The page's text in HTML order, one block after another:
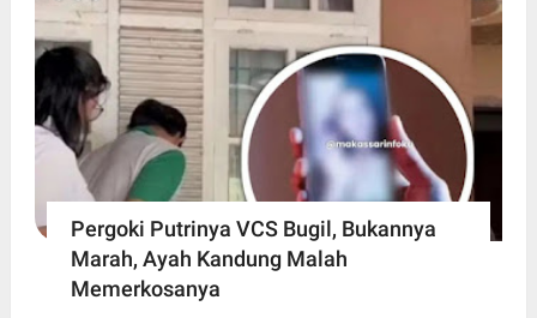
Pergoki Putrinya VCS Bugil, Bukannya
Marah, Ayah Kandung Malah
Memerkosanya